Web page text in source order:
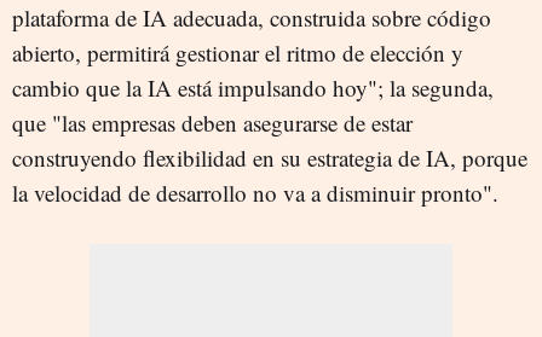
plataforma de IA adecuada, construida sobre código
abierto, permitirá gestionar el ritmo de elección y
cambio que la IA está impulsando hoy"; la segunda,
que "las empresas deben asegurarse de estar
construyendo flexibilidad en su estrategia de IA, porque
la velocidad de desarrollo no va a disminuir pronto".